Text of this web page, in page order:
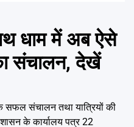
धाम में अब ऐसे
संचालन, देखें
सफल संचालन तथा यात्रियों की
शासन के कार्यालय पत्र 22